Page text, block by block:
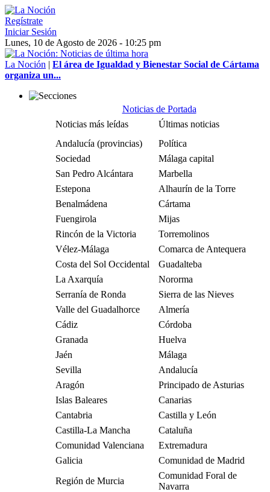
Regístrate
Iniciar Sesión
Lunes, 10 de Agosto de 2026 - 10:25 pm
La Noción | El área de Igualdad y Bienestar Social de Cártama
organiza un...
Noticias de Portada
Noticias más leídas
Últimas noticias
Andalucía (provincias)
Política
Sociedad
Málaga capital
San Pedro Alcántara
Marbella
Estepona
Alhaurín de la Torre
Benalmádena
Cártama
Fuengirola
Mijas
Rincón de la Victoria
Torremolinos
Vélez-Málaga
Comarca de Antequera
Costa del Sol Occidental
Guadalteba
La Axarquía
Nororma
Serranía de Ronda
Sierra de las Nieves
Valle del Guadalhorce
Almería
Cádiz
Córdoba
Granada
Huelva
Jaén
Málaga
Sevilla
Andalucía
Aragón
Principado de Asturias
Islas Baleares
Canarias
Cantabria
Castilla y León
Castilla-La Mancha
Cataluña
Comunidad Valenciana
Extremadura
Galicia
Comunidad de Madrid
Región de Murcia
Comunidad Foral de
Navarra